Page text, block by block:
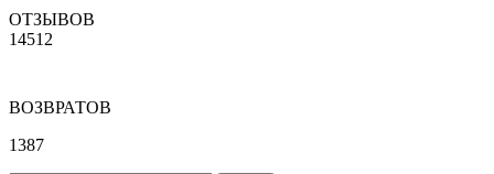
ОТЗЫВОВ
14512
ВОЗВРАТОВ
1387